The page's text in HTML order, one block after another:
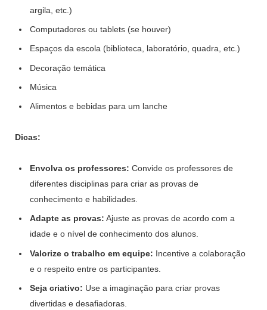
argila, etc.)
Computadores ou tablets (se houver)
Espaços da escola (biblioteca, laboratório, quadra, etc.)
Decoração temática
Música
Alimentos e bebidas para um lanche
Dicas:
Envolva os professores: Convide os professores de
diferentes disciplinas para criar as provas de
conhecimento e habilidades.
Adapte as provas: Ajuste as provas de acordo com a
idade e o nível de conhecimento dos alunos.
Valorize o trabalho em equipe: Incentive a colaboração
e o respeito entre os participantes.
Seja criativo: Use a imaginação para criar provas
divertidas e desafiadoras.